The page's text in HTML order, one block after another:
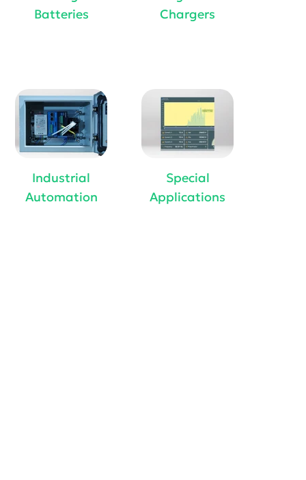
Batteries
Chargers
Industrial
Automation
Special
Applications